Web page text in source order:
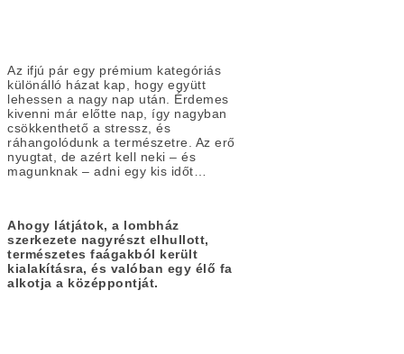
Az ifjú pár egy prémium kategóriás
különálló házat kap, hogy együtt
lehessen a nagy nap után. Érdemes
kivenni már előtte nap, így nagyban
csökkenthető a stressz, és
ráhangolódunk a természetre. Az erő
nyugtat, de azért kell neki – és
magunknak – adni egy kis időt…
Ahogy látjátok, a lombház
szerkezete nagyrészt elhullott,
természetes faágakból került
kialakításra, és valóban egy élő fa
alkotja a középpontját.